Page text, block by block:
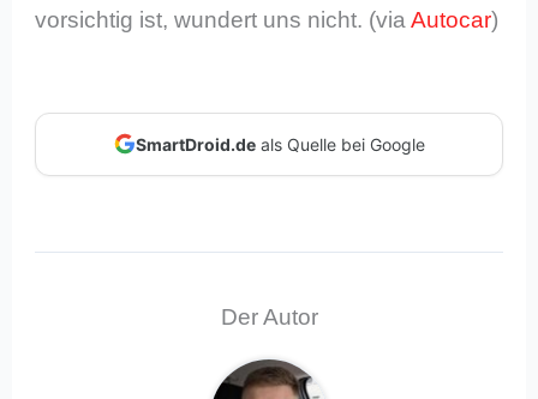
vorsichtig ist, wundert uns nicht. (viaAutocar)
SmartDroid.deals Quelle bei Google
Der Autor